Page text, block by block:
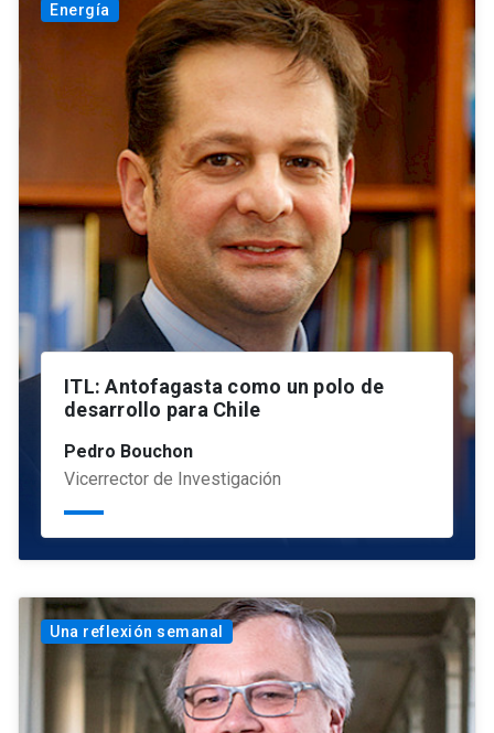
Energía
ITL: Antofagasta como un polo de
desarrollo para Chile
Pedro Bouchon
Vicerrector de Investigación
Una reflexión semanal